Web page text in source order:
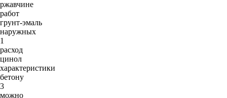
ржавчине
работ
грунт-эмаль
наружных
1
расход
цинол
характеристики
бетону
3
можно